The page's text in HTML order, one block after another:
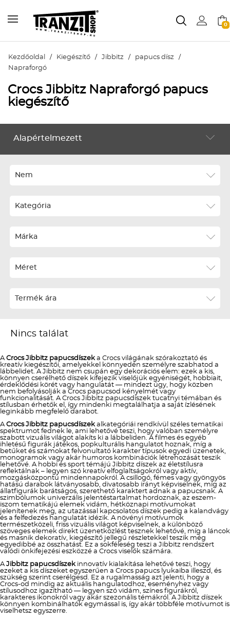
0
Kezdőoldal / Kiegészítő / Jibbitz / papucs dísz /
Napraforgó
Crocs Jibbitz Napraforgó papucs
kiegészítő
KIEGÉSZÍTŐ
Alapértelmezett
Alapértelmezett
Legújabbak
Ár szerint növekvő
Téli termékek előre ár szerint növekvő
Nem
Kategória
Márka
Méret
Termék ára
Nincs találat
ACrocs Jibbitz papucsdíszeka Crocs világának szórakoztató és
kreatív kiegészítői, amelyekkel könnyedén személyre szabhatod a
lábbelidet. A Jibbitz nem csupán egy dekorációs elem: ezek a kis,
könnyen cserélhető díszek kifejezik viselőjük egyéniségét, hobbiait,
érdeklődési körét vagy hangulatát — mindezt úgy, hogy közben
nem befolyásolják a Crocs papucsod kényelmét vagy
funkcionalitását. A Crocs Jibbitz papucsdíszek tucatnyi témában és
stílusban érhetők el, így mindenki megtalálhatja a saját ízlésének
leginkább megfelelő darabot.
ACrocs Jibbitz papucsdíszekalkategóriái rendkívül széles tematikai
spektrumot fednek le, ami lehetővé teszi, hogy valóban személyre
szabott vizuális világot alakíts ki a lábbeliden. A filmes és egyéb
ihletésű figurák játékos, popkulturális hangulatot hoznak, míg a
betűket és számokat felvonultató karakter típusok egyedi üzenetek,
monogramok vagy akár humoros kombinációk létrehozását teszik
lehetővé. A hobbi és sport témájú Jibbitz díszek az életstílusra
reflektálnak – legyen szó kreatív elfoglaltságokról vagy aktív,
mozgásközpontú mindennapokról. A csillogó, fémes vagy gyöngyös
hatású darabok látványosabb, divatosabb irányt képviselnek, míg az
állatfigurák barátságos, szerethető karaktert adnak a papucsnak. A
szimbólumok univerzális jelentéstartalmat hordoznak, az eszem-
iszom tematikájú elemek vidám, hétköznapi motívumokat
jelenítenek meg, az utazással kapcsolatos díszek pedig a kalandvágy
és a felfedezés hangulatát idézik. A növényi motívumok
természetközeli, friss vizuális világot képviselnek, a különböző
szöveges elemek direkt üzenetközlést tesznek lehetővé, míg a láncok
és masnik dekoratív, kiegészítő jellegű részletekkel teszik még
egyedibbé az összhatást. Ez a sokféleség teszi a Jibbitz rendszert
valódi önkifejezési eszközzé a Crocs viselők számára.
AJibbitz papucsdíszekinnovatív kialakítása lehetővé teszi, hogy
ezeket a kis díszeket egyszerűen a Crocs papucs lyukaiba illeszd, és
szükség szerint cserélgesd. Ez a rugalmasság azt jelenti, hogy a
Crocs-od mindig az aktuális hangulatodhoz, eseményhez vagy
stílusodhoz igazítható — legyen szó vidám, színes figurákról,
karakteres ikonokról vagy akár szezonális témákról. A Jibbitz díszek
könnyen kombinálhatók egymással is, így akár többféle motívumot is
viselhetsz egyszerre.